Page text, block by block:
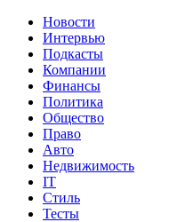
Новости
Интервью
Подкасты
Компании
Финансы
Политика
Общество
Право
Авто
Недвижимость
IT
Стиль
Тесты